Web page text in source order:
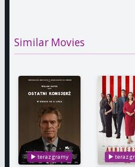
Similar Movies